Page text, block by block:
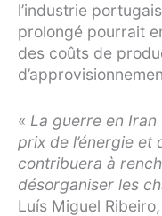
l’industrie
prolongé pourrait
des coûts de
« La guerre en
prix de l’énergie
contribuera à
désorganiser les
Luís Miguel